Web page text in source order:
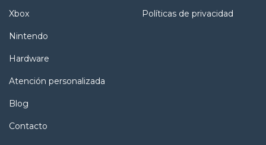
Xbox
Nintendo
Hardware
Atención personalizada
Blog
Contacto
Políticas de privacidad